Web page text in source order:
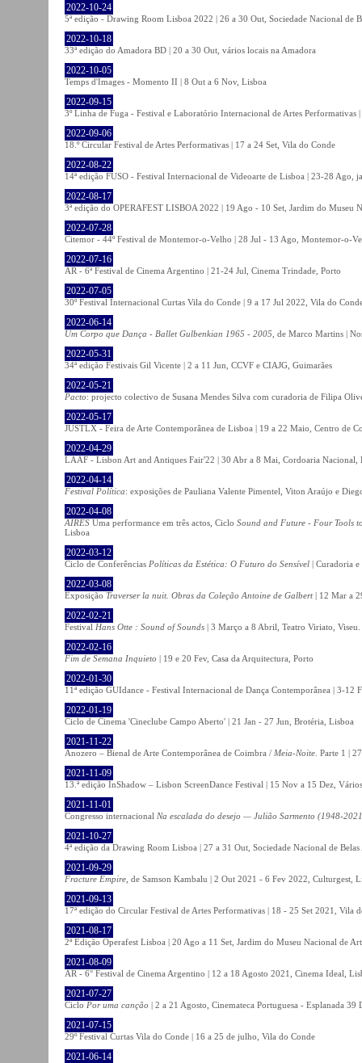
2022-10-24
5ª edição - Drawing Room Lisboa 2022 | 26 a 30 Out, Sociedade Nacional de
2022-10-18
33ª edição do Amadora BD | 20 a 30 Out, vários locais na Amadora
2022-10-05
Temps d'Images - Momento II | 8 Out a 6 Nov, Lisboa
2022-09-15
3º Linha de Fuga - Festival e Laboratório Internacional de Artes Performativas
2022-09-06
18.º Circular Festival de Artes Performativas | 17 a 24 Set, Vila do Conde
2022-08-22
14ª edição FUSO - Festival Internacional de Videoarte de Lisboa | 23-28 Ago,
2022-08-17
3ª edição do OPERAFEST LISBOA 2022 | 19 Ago - 10 Set, Jardim do Museu
2022-07-28
Citemor - 44º Festival de Montemor-o-Velho | 28 Jul - 13 Ago, Montemor-o-
2022-07-16
AR - 6ª Festival de Cinema Argentino | 21-24 Jul, Cinema Trindade, Porto
2022-07-05
30º Festival Internacional Curtas Vila do Conde | 9 a 17 Jul 2022, Vila do
2022-06-14
Um Corpo que Dança - Ballet Gulbenkian 1965 - 2005 , de Marco Martins |
2022-05-31
34ª edição Festivais Gil Vicente | 2 a 11 Jun, CCVF e CIAJG, Guimarães
2022-05-21
Pacto: projecto colectivo de Susana Mendes Silva com curadoria de Filipa
2022-05-17
JUSTLX - Feira de Arte Contemporânea de Lisboa | 19 a 22 Maio, Centro de
2022-04-29
LAAF - Lisbon Art and Antiques Fair'22 | 30 Abr a 8 Mai, Cordoaria Nacional,
2022-04-14
Festival Política: exposições de Pauliana Valente Pimentel, Viton Araújo e
2022-04-08
AIRES Uma performance em três actos, Ciclo Sound and Future - Four Tools
Lisboa
2022-03-12
Ciclo de Conferências Políticas da Estética: O Futuro do Sensível | Curadoria
2022-03-08
Exposição Traverser la nuit. Obras da Coleção Antoine de Galbert | 12 Mar a
2022-02-21
Festival Hans Otte : Sound of Sounds | 3 Março a 8 Abril, Teatro Viriato, Viseu.
2022-02-16
Fim de Semana Inquieto | 19 e 20 Fev, Casa da Arquitectura, Porto
2022-01-30
11ª edição GUIdance - Festival Internacional de Dança Contemporânea | 3-12
2022-01-19
Ciclo de Cinema 'Cineclube Campo Aberto' | 21 Jan - 27 Jun, Brotéria, Lisboa
2021-11-22
Anozero – Bienal de Arte Contemporânea de Coimbra / Meia-Noite . Parte 1 |
2021-11-09
13.ª edição InShadow – Lisbon ScreenDance Festival | 15 Nov a 15 Dez,
2021-11-01
Congresso internacional Na escalada do desejo — Julião Sarmento (1948-
2021-10-27
4ª edição da Drawing Room Lisboa | 27 a 31 Out, Sociedade Nacional de
2021-09-29
Fracture Empire , de Samson Kambalu | 2 Out 2021 - 6 Fev 2022, Culturgest,
2021-09-13
17ª edição do Circular Festival de Artes Performativas | 18 - 25 Set 2021, Vila
2021-08-17
2ª Edição Operafest Lisboa | 20 Ago a 11 Set, Jardim do Museu Nacional de
2021-08-09
AR - 6° Festival de Cinema Argentino | 12 a 18 Agosto 2021, Cinema Ideal,
2021-07-27
Ciclo Por uma canção | 2 a 21 Agosto, Cinemateca Portuguesa - Esplanada 39
2021-07-15
29º Festival Curtas Vila do Conde | 16 a 25 de julho, Vila do Conde
2021-06-14